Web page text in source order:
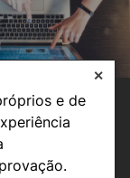
e de
✕